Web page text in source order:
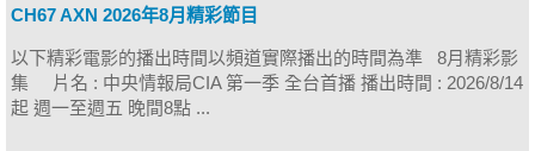
CH67 AXN 2026年8月精彩節目
以下精彩電影的播出時間以頻道實際播出的時間為準 8月精彩影
集 片名 : 中央情報局CIA 第一季 全台首播 播出時間 : 2026/8/14
起 週一至週五 晚間8點 ...